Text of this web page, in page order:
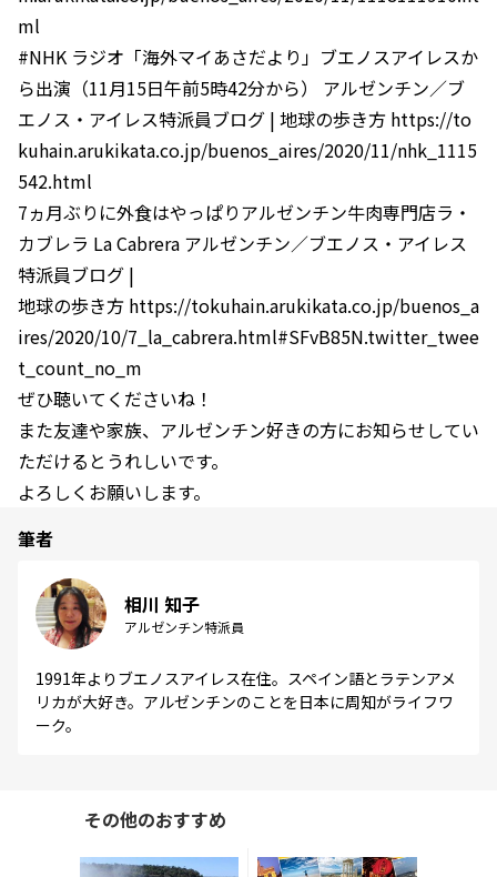
ml
#NHK ラジオ「海外マイあさだより」ブエノスアイレスか
ら出演（11月15日午前5時42分から） アルゼンチン／ブ
エノス・アイレス特派員ブログ | 地球の歩き方 https://to
kuhain.arukikata.co.jp/buenos_aires/2020/11/nhk_1115
542.html
7ヵ月ぶりに外食はやっぱりアルゼンチン牛肉専門店ラ・
カブレラ La Cabrera アルゼンチン／ブエノス・アイレス
特派員ブログ |
地球の歩き方 https://tokuhain.arukikata.co.jp/buenos_a
ires/2020/10/7_la_cabrera.html#SFvB85N.twitter_twee
t_count_no_m
ぜひ聴いてくださいね！
また友達や家族、アルゼンチン好きの方にお知らせしてい
ただけるとうれしいです。
よろしくお願いします。
筆者
相川 知子
アルゼンチン特派員
1991年よりブエノスアイレス在住。スペイン語とラテンアメ
リカが大好き。アルゼンチンのことを日本に周知がライフワ
ーク。
その他のおすすめ